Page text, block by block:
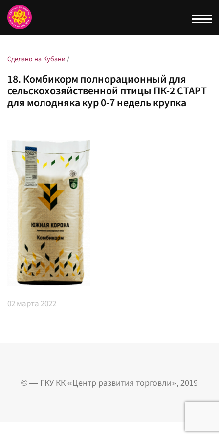
Сделано на Кубани /
18. Комбикорм полнорационный для
сельскохозяйственной птицы ПК-2 СТАРТ
для молодняка кур 0-7 недель крупка
02марта 2022
© — ГКУ КК «Центр развития торговли», 2019